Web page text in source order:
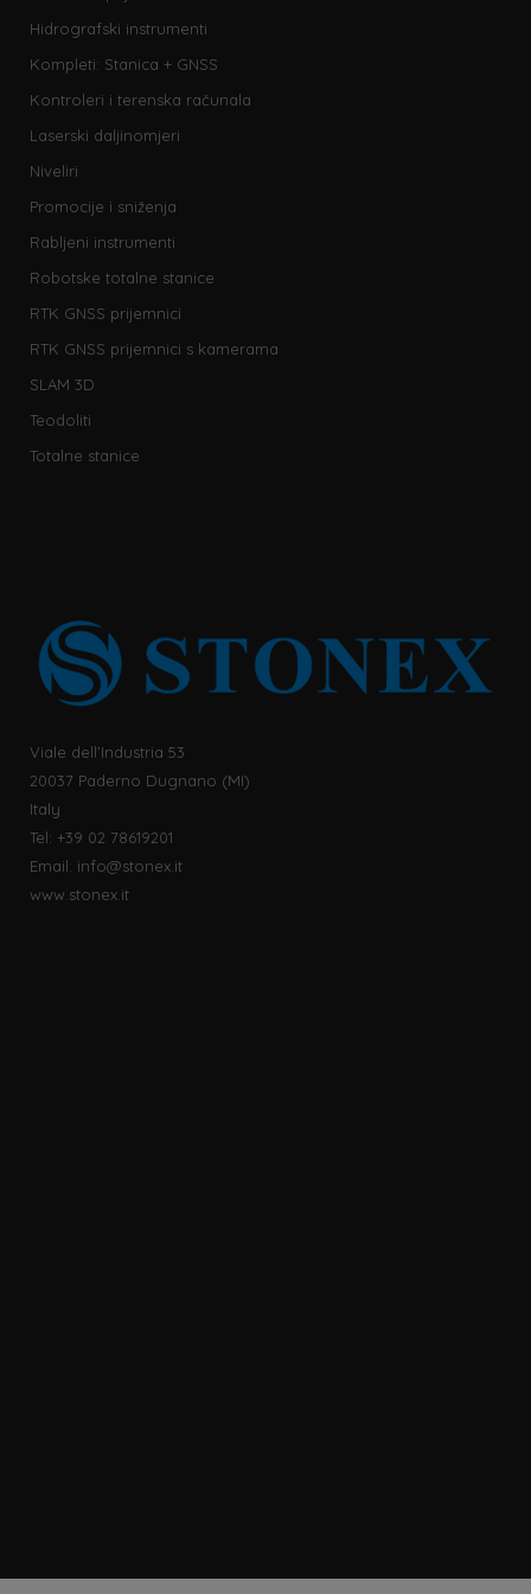
Hidrografski instrumenti
Kompleti: Stanica + GNSS
Kontroleri i terenska računala
Laserski daljinomjeri
Niveliri
Promocije i sniženja
Rabljeni instrumenti
Robotske totalne stanice
RTK GNSS prijemnici
RTK GNSS prijemnici s kamerama
SLAM 3D
Teodoliti
Totalne stanice
Viale dell’Industria 53
20037 Paderno Dugnano (MI)
Italy
Tel: +39 02 78619201
Email: info@stonex.it
www.stonex.it